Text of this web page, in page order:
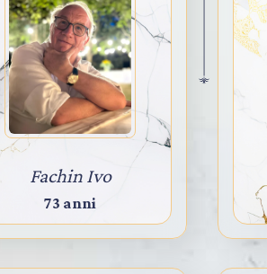
Fachin Ivo
73 anni
geometra